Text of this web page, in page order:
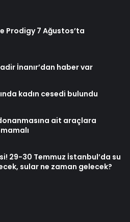
Prodigy 7 Ağustos’ta
İnanır’dan haber var
kadın cesedi bulundu
ait araçlara
29-30 Temmuz İstanbul’da su
sular ne zaman gelecek?